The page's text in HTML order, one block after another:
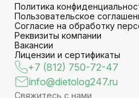
Политика
Пользовательское
Согласие на обработку
Реквизиты компании
Вакансии
Лицензии и сертификаты
+7 (812) 750-72-47
info@dietolog247.ru
Свяжитесь с нами